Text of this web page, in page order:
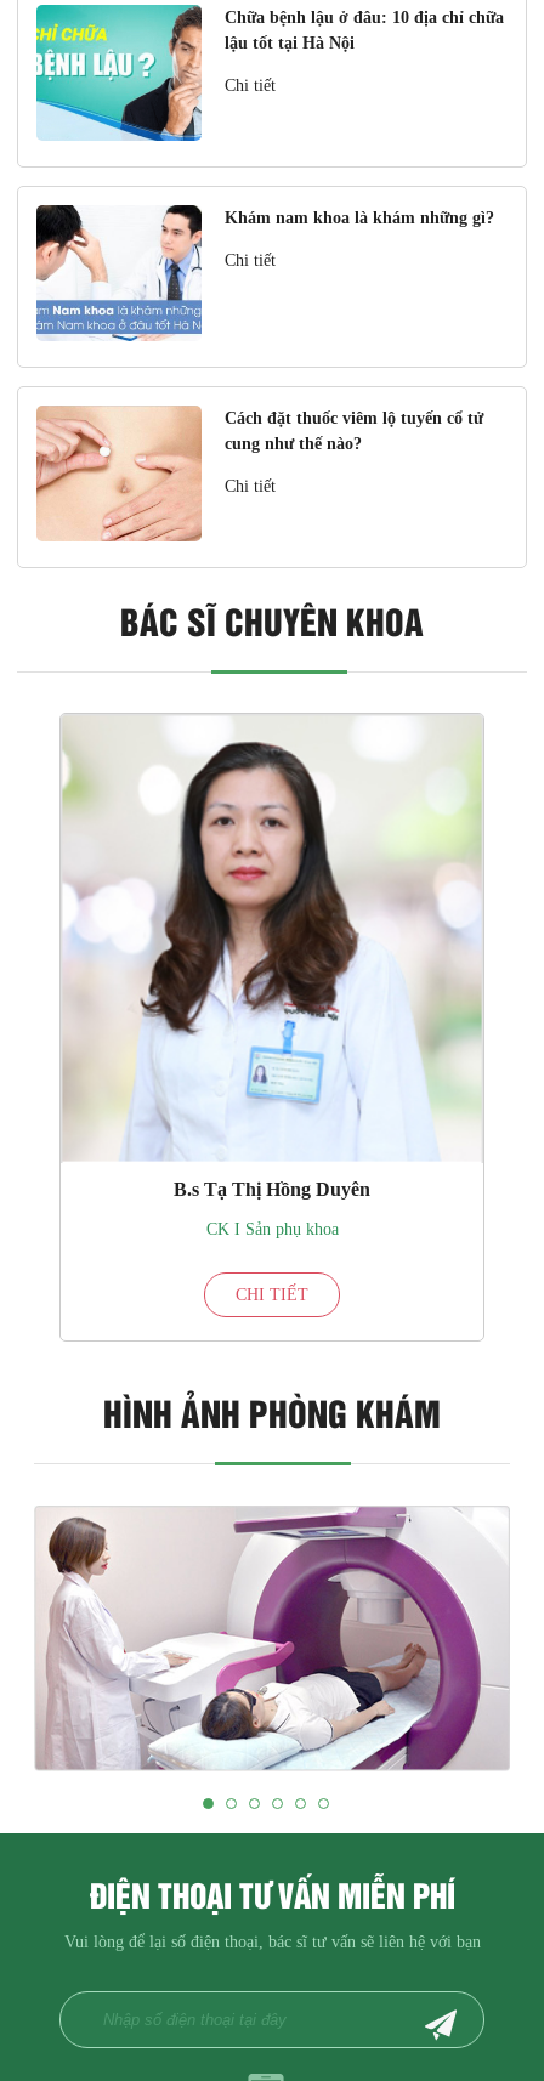
Chữa bệnh lậu ở đâu: 10 địa chỉ chữa
lậu tốt tại Hà Nội
Chi tiết
Khám nam khoa là khám những gì?
Chi tiết
Cách đặt thuốc viêm lộ tuyến cổ tử
cung như thế nào?
Chi tiết
BÁC SĨ CHUYÊN KHOA
B.s Tạ Thị Hồng Duyên
CK I Sản phụ khoa
CHI TIẾT
HÌNH ẢNH PHÒNG KHÁM
ĐIỆN THOẠI TƯ VẤN MIỄN PHÍ
Vui lòng để lại số điện thoại, bác sĩ tư vấn sẽ liên hệ với bạn